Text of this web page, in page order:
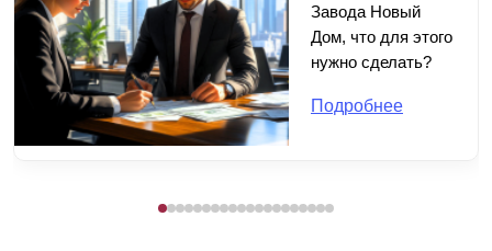
Завода Новый
Дом, что для этого
нужно сделать?
Подробнее